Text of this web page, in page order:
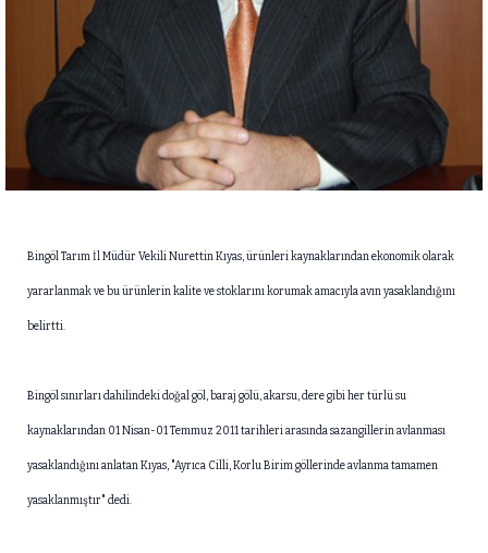
Bingöl Tarım İl Müdür Vekili Nurettin Kıyas, ürünleri kaynaklarından ekonomik olarak
yararlanmak ve bu ürünlerin kalite ve stoklarını korumak amacıyla avın yasaklandığını
belirtti.
Bingöl sınırları dahilindeki doğal göl, baraj gölü, akarsu, dere gibi her türlü su
kaynaklarından 01 Nisan-01 Temmuz 2011 tarihleri arasında sazangillerin avlanması
yasaklandığını anlatan Kıyas, "Ayrıca Cilli, Korlu Birim göllerinde avlanma tamamen
yasaklanmıştır" dedi.